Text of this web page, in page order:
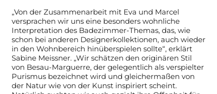
„Von der Zusammenarbeit mit Eva und Marcel
versprachen wir uns eine besonders wohnliche
Interpretation des Badezimmer-Themas, das, wie
schon bei anderen Designerkollektionen, auch wieder
in den Wohnbereich hinüberspielen sollte“, erklärt
Sabine Meissner. „Wir schätzen den originären Stil
von Besau-Marguerre, der gelegentlich als verspielter
Purismus bezeichnet wird und gleichermaßen von
der Natur wie von der Kunst inspiriert scheint.